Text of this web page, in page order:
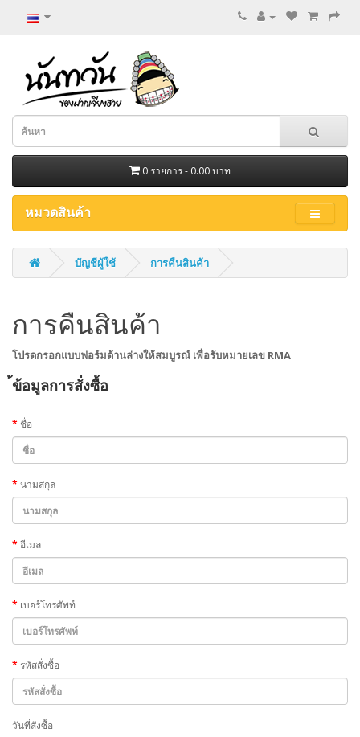
0 รายการ - 0.00 บาท
หมวดสินค้า
บัญชีผู้ใช้ การคืนสินค้า
การคืนสินค้า
โปรดกรอกแบบฟอร์มด้านล่างให้สมบูรณ์ เพื่อรับหมายเลข RMA
้ข้อมูลการสั่งซื้อ
ชื่อ
นามสกุล
อีเมล
เบอร์โทรศัพท์
รหัสสั่งซื้อ
วันที่สั่งซื้อ